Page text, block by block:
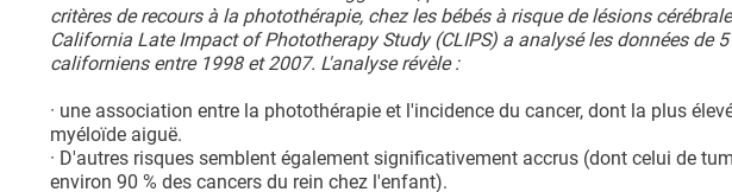
critères de recours à la photothérapie, chez les bébés à risque de lésions
California Late Impact of Phototherapy Study (CLIPS) a analysé les données de
californiens entre 1998 et 2007. L'analyse révèle :
· une association entre la photothérapie et l'incidence du cancer, dont la plus
myéloïde aiguë.
· D'autres risques semblent également significativement accrus (dont celui de
environ 90 % des cancers du rein chez l'enfant).